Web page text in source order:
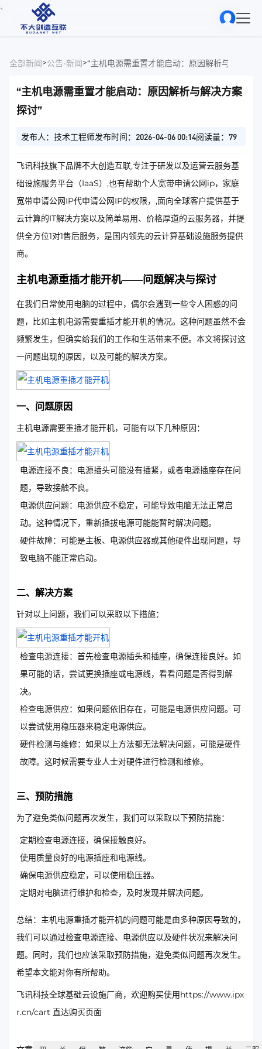
、
全部新闻>公告-新闻>“主机电源需重置才能启动：原因解析与解决方
“主机电源需重置才能启动：原因解析与解决方案
探讨”
发布人：技术工程师发布时间：2026-04-06 00:14阅读量：79
飞讯科技旗下品牌不大创造互联,专注于研发以及运营云服务基
础设施服务平台（IaaS）,也有帮助个人宽带申请公网ip，家庭
宽带申请公网IP代申请公网IP的权限，,面向全球客户提供基于
云计算的IT解决方案以及简单易用、价格厚道的云服务器，并提
供全方位1对1售后服务，是国内领先的云计算基础设施服务提供
商。
主机电源重插才能开机——问题解决与探讨
在我们日常使用电脑的过程中，偶尔会遇到一些令人困惑的问
题，比如主机电源需要重插才能开机的情况。这种问题虽然不会
频繁发生，但确实给我们的工作和生活带来不便。本文将探讨这
一问题出现的原因，以及可能的解决方案。
一、问题原因
主机电源需要重插才能开机，可能有以下几种原因：
电源连接不良：电源插头可能没有插紧，或者电源插座存在问
题，导致接触不良。
电源供应问题：电源供应不稳定，可能导致电脑无法正常启
动。这种情况下，重新插拔电源可能能暂时解决问题。
硬件故障：可能是主板、电源供应器或其他硬件出现问题，导
致电脑不能正常启动。
二、解决方案
针对以上问题，我们可以采取以下措施：
检查电源连接：首先检查电源插头和插座，确保连接良好。如
果可能的话，尝试更换插座或电源线，看看问题是否得到解
决。
检查电源供应：如果问题依旧存在，可能是电源供应问题。可
以尝试使用稳压器来稳定电源供应。
硬件检测与维修：如果以上方法都无法解决问题，可能是硬件
故障。这时候需要专业人士对硬件进行检测和维修。
三、预防措施
为了避免类似问题再次发生，我们可以采取以下预防措施：
定期检查电源连接，确保接触良好。
使用质量良好的电源插座和电源线。
确保电源供应稳定，可以使用稳压器。
定期对电脑进行维护和检查，及时发现并解决问题。
总结：主机电源重插才能开机的问题可能是由多种原因导致的，
我们可以通过检查电源连接、电源供应以及硬件状况来解决问
题。同时，我们也应该采取预防措施，避免类似问题再次发生。
希望本文能对你有所帮助。
飞讯科技全球基础云设施厂商，欢迎购买使用https://www.ipx
r.cn/cart 直达购买页面